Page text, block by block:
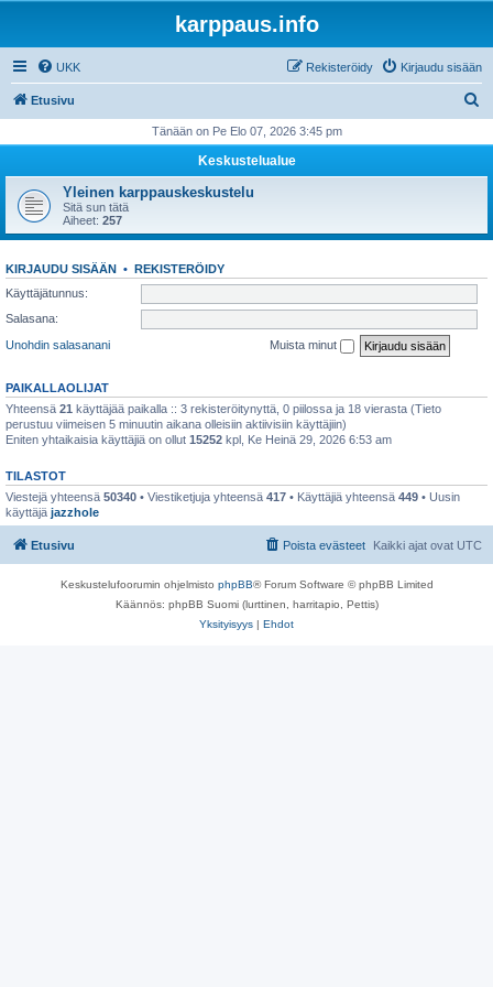
karppaus.info
UKK Kirjaudu sisään
Rekisteröidy
Etusivu
i
Tänään on Pe Elo 07, 2026 3:45 pm
Keskustelualue
Yleinen karppauskeskustelu
Sitä sun tätä
Aiheet: 257
KIRJAUDU SISÄÄN • REKISTERÖIDY
Käyttäjätunnus:
Salasana:
Unohdin salasanani
Muista minut
PAIKALLAOLIJAT
Yhteensä 21 käyttäjää paikalla :: 3 rekisteröitynyttä, 0 piilossa ja 18 vierasta (Tieto
perustuu viimeisen 5 minuutin aikana olleisiin aktiivisiin käyttäjiin)
Eniten yhtaikaisia käyttäjiä on ollut 15252 kpl, Ke Heinä 29, 2026 6:53 am
TILASTOT
Viestejä yhteensä 50340 • Viestiketjuja yhteensä 417 • Käyttäjiä yhteensä 449 • Uusin
käyttäjä jazzhole
Etusivu Kaikki ajat ovat UTC
Poista evästeet
Keskustelufoorumin ohjelmisto phpBB® Forum Software © phpBB Limited
Käännös: phpBB Suomi (lurttinen, harritapio, Pettis)
Yksityisyys | Ehdot